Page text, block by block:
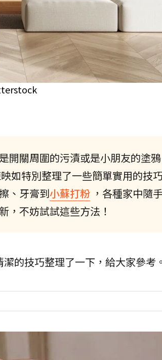
開關周圍的污漬或是小朋友的塗
如特別整理了一些簡單實用的技
、牙膏到小蘇打粉 ，各種家中隨
，不妨試試這些方法！
的技巧整理了一下，給大家參考。